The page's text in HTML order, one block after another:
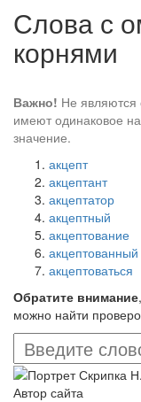
Слова с
корнями
Важно! Не
имеют одинаковое
значение.
акцепт
акцептант
акцептатор
акцептный
акцептование
акцептованный
акцептоваться
Обратите внимание
можно найти
Автор сайта